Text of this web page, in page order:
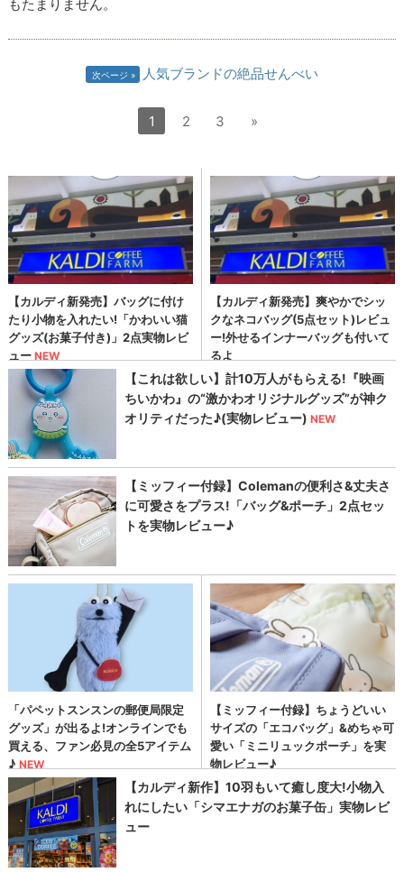
もたまりません。
次ページ 人気ブランドの絶品せんべい
1 2 3 »